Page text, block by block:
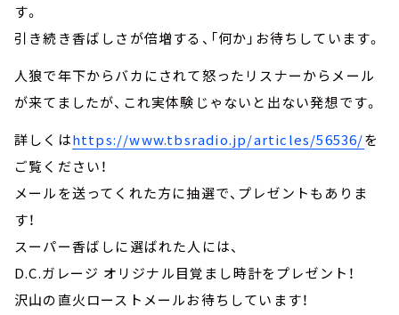
す。
引き続き香ばしさが倍増する、「何か」お待ちしています。
人狼で年下からバカにされて怒ったリスナーからメール
が来てましたが、これ実体験じゃないと出ない発想です。
詳しくはhttps://www.tbsradio.jp/articles/56536/を
ご覧ください！
メールを送ってくれた方に抽選で、プレゼントもありま
す！
スーパー香ばしに選ばれた人には、
D.C.ガレージ オリジナル目覚まし時計をプレゼント！
沢山の直火ローストメールお待ちしています！